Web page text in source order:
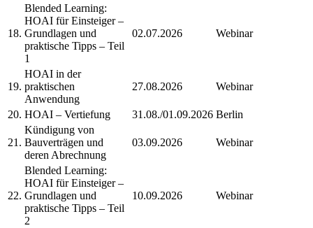
18.
Blended Learning:
HOAI für Einsteiger –
Grundlagen und
praktische Tipps – Teil
1
02.07.2026 Webinar
19.
HOAI in der
praktischen
Anwendung
27.08.2026 Webinar
20. HOAI – Vertiefung 31.08./01.09.2026 Berlin
21.
Kündigung von
Bauverträgen und
deren Abrechnung
03.09.2026 Webinar
22.
Blended Learning:
HOAI für Einsteiger –
Grundlagen und
praktische Tipps – Teil
2
10.09.2026 Webinar